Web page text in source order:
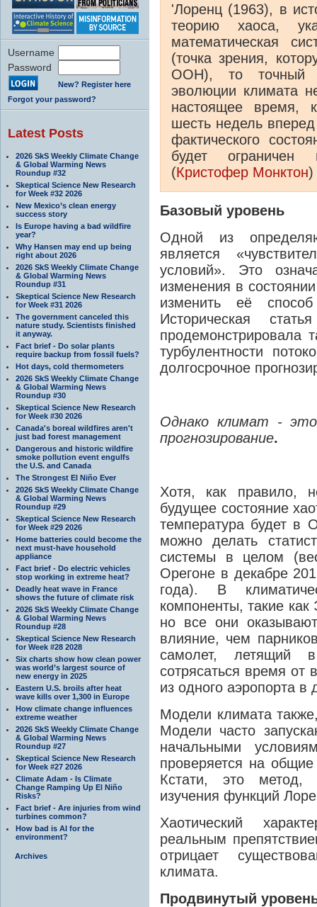
Username
Password
New? Register here
Forgot your password?
Latest Posts
2026 SkS Weekly Climate Change
& Global Warming News
Roundup #32
Skeptical Science New Research
for Week #32 2026
New Mexico’s clean energy
success story
Is Europe having a bad wildfire
year?
Why Hansen may end up being
right about 2026
2026 SkS Weekly Climate Change
& Global Warming News
Roundup #31
Skeptical Science New Research
for Week #31 2026
The government canceled this
nature study. Scientists finished
it anyway.
Fact brief - Do solar plants
require backup from fossil fuels?
Hot days, cold thermometers
2026 SkS Weekly Climate Change
& Global Warming News
Roundup #30
Skeptical Science New Research
for Week #30 2026
Canada's boreal wildfires aren't
just bad forest management
Dangerous and historic wildfire
smoke pollution event engulfs
the U.S. and Canada
The Strongest El Niño Ever
2026 SkS Weekly Climate Change
& Global Warming News
Roundup #29
Skeptical Science New Research
for Week #29 2026
Home batteries could become the
next must-have household
appliance
Fact brief - Do electric vehicles
stop working in extreme heat?
Deadly heat wave in France
shows the future of climate risk
2026 SkS Weekly Climate Change
& Global Warming News
Roundup #28
Skeptical Science New Research
for Week #28 2028
Six charts show how clean power
was world’s largest source of
new energy in 2025
Eastern U.S. broils after heat
wave kills over 1,300 in Europe
How climate change influences
extreme weather
2026 SkS Weekly Climate Change
& Global Warming News
Roundup #27
Skeptical Science New Research
for Week #27 2026
Climate Adam - Is Climate
Change Ramping Up El Niño
Risks?
Fact brief - Are injuries from wind
turbines common?
How bad is AI for the
environment?
Archives
'Лоренц (1963), в
теорию хаоса,
математическая
(точка зрения,
ООН), то точный
эволюции климата
настоящее время,
шесть недель
фактического
будет ограничен
(Кристофер Монктон)
Базовый уровень
Одной из
является
условий». Это
изменения в
изменить её
Историческая
продемонстрировала
турбулентности
долгосрочное
Однако климат -
прогнозирование.
Хотя, как правило,
будущее состояние
температура будет в
можно делать
системы в целом
Орегоне в декабре
года). В
компоненты, такие как
но все они
влияние, чем
самолет, летящий
сотрясаться время от
из одного аэропорта в
Модели климата
Модели часто
начальными
проверяется на
Кстати, это метод,
изучения функций
Хаотический
реальным
отрицает
климата.
Продвинутый